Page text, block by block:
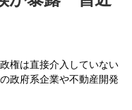
権は直接介入していない
政府系企業や不動産開発